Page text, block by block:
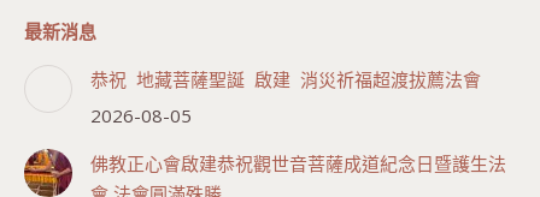
最新消息
恭祝 地藏菩薩聖誕 啟建 消災祈福超渡拔薦法會
2026-08-05
佛教正心會啟建恭祝觀世音菩薩成道紀念日暨護生法